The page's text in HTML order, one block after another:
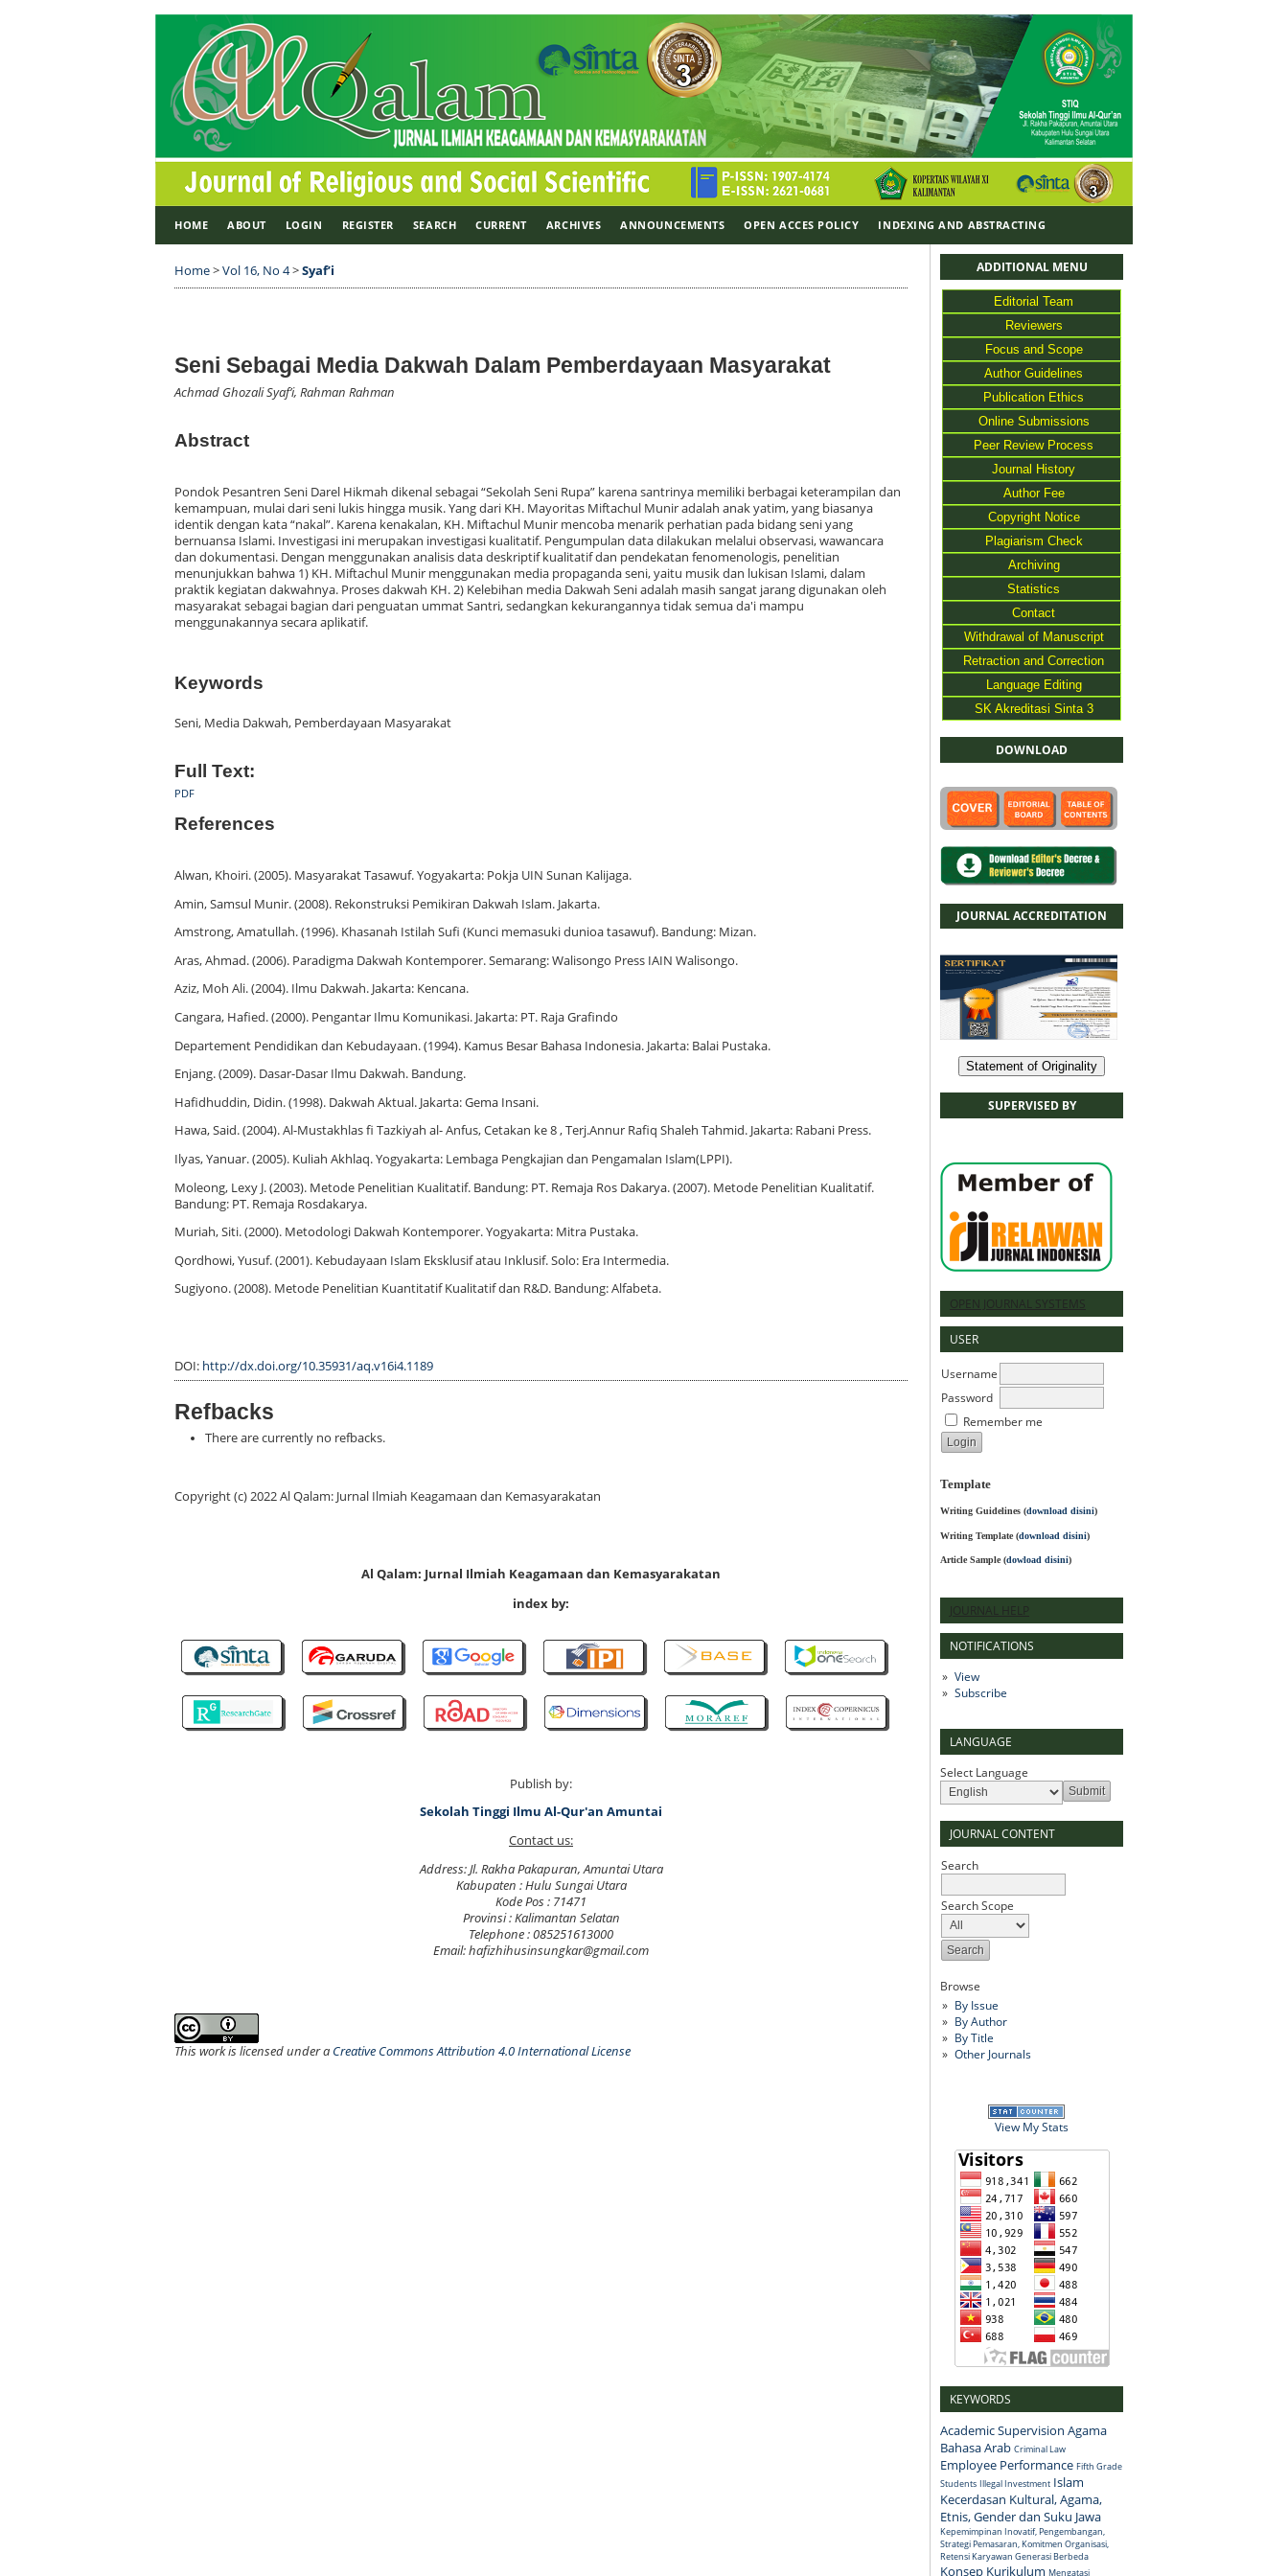
ADDITIONAL MENU
Editorial Team
Reviewers
Focus and Scope
Author Guidelines
Publication Ethics
Online Submissions
Peer Review Process
Journal History
Author Fee
Copyright Notice
Plagiarism Check
Archiving
Statistics
Contact
Withdrawal of Manuscript
Retraction and Correction
Language Editing
SK Akreditasi Sinta 3
DOWNLOAD
JOURNAL ACCREDITATION
Statement of Originality
SUPERVISED BY
OPEN JOURNAL SYSTEMS
USER
Username
Password
Remember me
Template
Writing Guidelines (download disini)
Writing Template (download disini)
Article Sample (dowload disini)
JOURNAL HELP
NOTIFICATIONS
View
Subscribe
LANGUAGE
Select Language
JOURNAL CONTENT
Search
Search Scope
Browse
By Issue
By Author
By Title
Other Journals
View My Stats
KEYWORDS
Academic Supervision Agama
Bahasa Arab Criminal Law
Employee Performance Fifth Grade
Students Illegal Investment Islam
Kecerdasan Kultural, Agama,
Etnis, Gender dan Suku Jawa
Kepemimpinan Inovatif, Pengembangan,
Strategi Pemasaran, Komitmen Organisasi,
Retensi Karyawan Generasi Berbeda
Konsep Kurikulum Mengatasi
HOME ABOUT LOGIN REGISTER SEARCH CURRENT ARCHIVES ANNOUNCEMENTS OPEN ACCES POLICY INDEXING AND ABSTRACTING
Home>Vol 16, No 4>Syaf’i
Seni Sebagai Media Dakwah Dalam Pemberdayaan Masyarakat
Achmad Ghozali Syaf’i, Rahman Rahman
Abstract
Pondok Pesantren Seni Darel Hikmah dikenal sebagai “Sekolah Seni Rupa” karena santrinya memiliki berbagai keterampilan dan
kemampuan, mulai dari seni lukis hingga musik. Yang dari KH. Mayoritas Miftachul Munir adalah anak yatim, yang biasanya
identik dengan kata “nakal”. Karena kenakalan, KH. Miftachul Munir mencoba menarik perhatian pada bidang seni yang
bernuansa Islami. Investigasi ini merupakan investigasi kualitatif. Pengumpulan data dilakukan melalui observasi, wawancara
dan dokumentasi. Dengan menggunakan analisis data deskriptif kualitatif dan pendekatan fenomenologis, penelitian
menunjukkan bahwa 1) KH. Miftachul Munir menggunakan media propaganda seni, yaitu musik dan lukisan Islami, dalam
praktik kegiatan dakwahnya. Proses dakwah KH. 2) Kelebihan media Dakwah Seni adalah masih sangat jarang digunakan oleh
masyarakat sebagai bagian dari penguatan ummat Santri, sedangkan kekurangannya tidak semua da'i mampu
menggunakannya secara aplikatif.
Keywords
Seni, Media Dakwah, Pemberdayaan Masyarakat
Full Text:
PDF
References
Alwan, Khoiri. (2005). Masyarakat Tasawuf. Yogyakarta: Pokja UIN Sunan Kalijaga.
Amin, Samsul Munir. (2008). Rekonstruksi Pemikiran Dakwah Islam. Jakarta.
Amstrong, Amatullah. (1996). Khasanah Istilah Sufi (Kunci memasuki dunioa tasawuf). Bandung: Mizan.
Aras, Ahmad. (2006). Paradigma Dakwah Kontemporer. Semarang: Walisongo Press IAIN Walisongo.
Aziz, Moh Ali. (2004). Ilmu Dakwah. Jakarta: Kencana.
Cangara, Hafied. (2000). Pengantar Ilmu Komunikasi. Jakarta: PT. Raja Grafindo
Departement Pendidikan dan Kebudayaan. (1994). Kamus Besar Bahasa Indonesia. Jakarta: Balai Pustaka.
Enjang. (2009). Dasar-Dasar Ilmu Dakwah. Bandung.
Hafidhuddin, Didin. (1998). Dakwah Aktual. Jakarta: Gema Insani.
Hawa, Said. (2004). Al-Mustakhlas fi Tazkiyah al- Anfus, Cetakan ke 8 , Terj.Annur Rafiq Shaleh Tahmid. Jakarta: Rabani Press.
Ilyas, Yanuar. (2005). Kuliah Akhlaq. Yogyakarta: Lembaga Pengkajian dan Pengamalan Islam(LPPI).
Moleong, Lexy J. (2003). Metode Penelitian Kualitatif. Bandung: PT. Remaja Ros Dakarya. (2007). Metode Penelitian Kualitatif.
Bandung: PT. Remaja Rosdakarya.
Muriah, Siti. (2000). Metodologi Dakwah Kontemporer. Yogyakarta: Mitra Pustaka.
Qordhowi, Yusuf. (2001). Kebudayaan Islam Eksklusif atau Inklusif. Solo: Era Intermedia.
Sugiyono. (2008). Metode Penelitian Kuantitatif Kualitatif dan R&D. Bandung: Alfabeta.
DOI: http://dx.doi.org/10.35931/aq.v16i4.1189
Refbacks
There are currently no refbacks.
Copyright (c) 2022 Al Qalam: Jurnal Ilmiah Keagamaan dan Kemasyarakatan
Al Qalam: Jurnal Ilmiah Keagamaan dan Kemasyarakatan
index by:
Publish by:
Sekolah Tinggi Ilmu Al-Qur'an Amuntai
Contact us:
Address: Jl. Rakha Pakapuran, Amuntai Utara
Kabupaten : Hulu Sungai Utara
Kode Pos : 71471
Provinsi : Kalimantan Selatan
Telephone : 085251613000
Email: hafizhihusinsungkar@gmail.com
This work is licensed under a Creative Commons Attribution 4.0 International License